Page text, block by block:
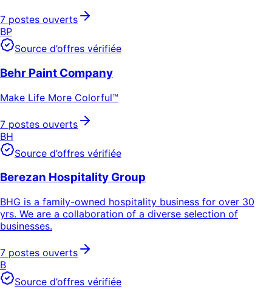
7 postes ouverts
BP
Source d’offres vérifiée
Behr Paint Company
Make Life More Colorful™
7 postes ouverts
BH
Source d’offres vérifiée
Berezan Hospitality Group
BHG is a family-owned hospitality business for over 30
yrs. We are a collaboration of a diverse selection of
businesses.
7 postes ouverts
B
Source d’offres vérifiée